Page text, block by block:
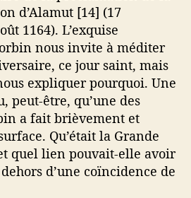
d’Alamut [14] (17
1164). L’exquise
nous invite à méditer
ce jour saint, mais
expliquer pourquoi. Une
peut-être, qu’une des
a fait brièvement et
Qu’était la Grande
quel lien pouvait-elle avoir
d’une coïncidence de